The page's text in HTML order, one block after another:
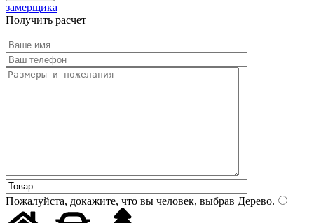
замерщика
Получить расчет
Пожалуйста, докажите, что вы человек, выбрав Дерево.